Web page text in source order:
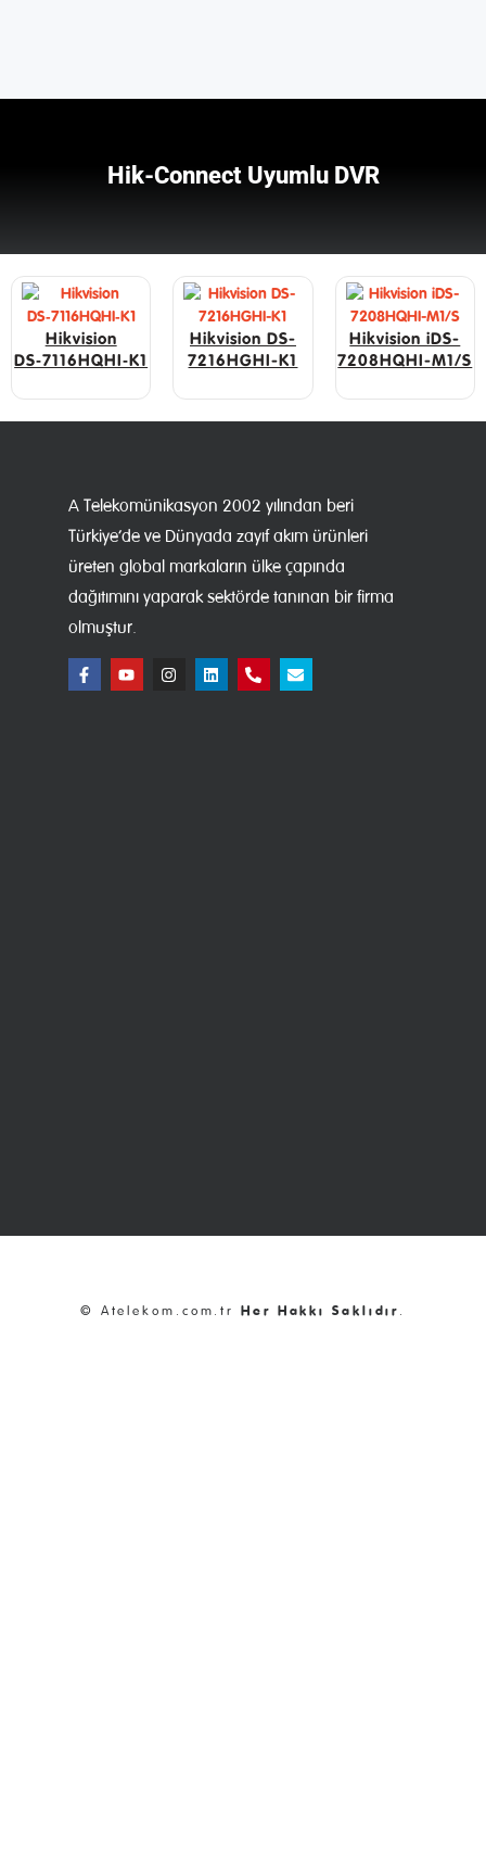
Hik-Connect Uyumlu DVR
Hikvision
DS‑7116HQHI‑K1
Hikvision DS-
7216HGHI-K1
Hikvision iDS-
7208HQHI-M1/S
A Telekomünikasyon 2002 yılından beri
Türkiye’de ve Dünyada zayıf akım ürünleri
üreten global markaların ülke çapında
dağıtımını yaparak sektörde tanınan bir firma
olmuştur.
© Atelekom.com.trHer Hakkı Saklıdır .